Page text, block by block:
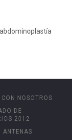
NOSOTROS
DE
2012
ANTENAS